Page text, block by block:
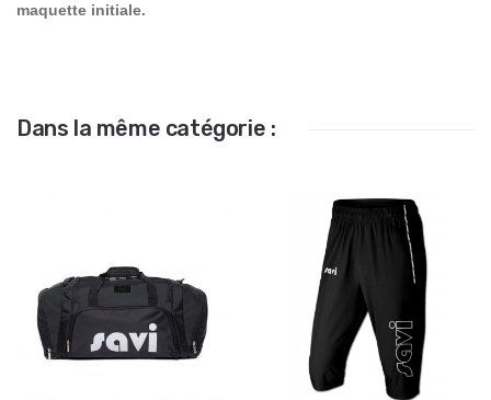
maquette initiale.
Dans la même catégorie :